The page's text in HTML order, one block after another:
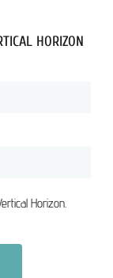
HORIZON
Horizon.